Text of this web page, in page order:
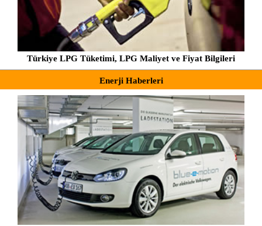
Türkiye LPG Tüketimi, LPG Maliyet ve Fiyat Bilgileri
Enerji Haberleri